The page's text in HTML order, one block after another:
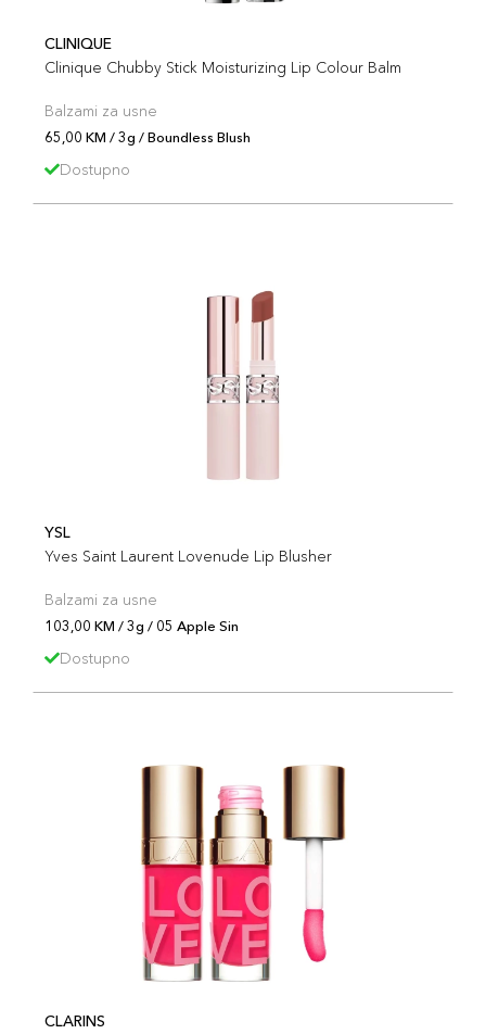
CLINIQUE
Clinique Chubby Stick Moisturizing Lip Colour Balm
Balzami za usne
65,00 KM / 3g / Boundless Blush
Dostupno
YSL
Yves Saint Laurent Lovenude Lip Blusher
Balzami za usne
103,00 KM / 3g / 05 Apple Sin
Dostupno
CLARINS